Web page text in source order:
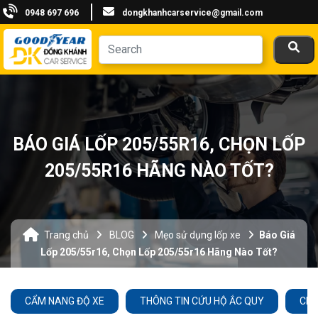
0948 697 696 dongkhanhcarservice@gmail.com
BÁO GIÁ LỐP 205/55R16, CHỌN LỐP
205/55R16 HÃNG NÀO TỐT?
Trang chủ BLOG Mẹo sử dụng lốp xe
Báo Giá
Lốp 205/55r16, Chọn Lốp 205/55r16 Hãng Nào Tốt?
CẨM NANG ĐỘ XE THÔNG TIN CỨU HỘ ẮC QUY